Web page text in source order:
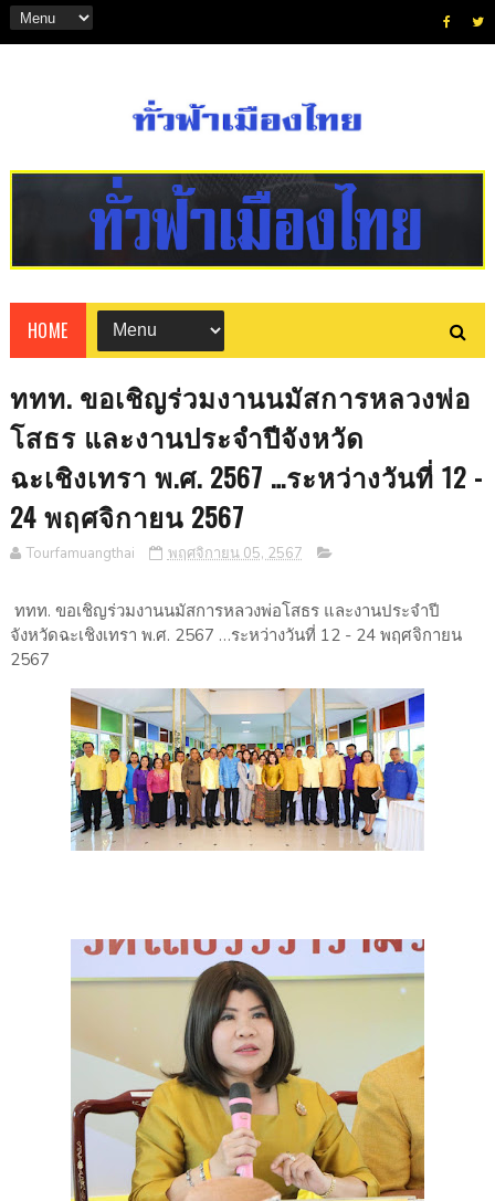
HOME
ททท. ขอเชิญร่วมงานนมัสการหลวงพ่อ
โสธร และงานประจำปีจังหวัด
ฉะเชิงเทรา พ.ศ. 2567 …ระหว่างวันที่ 12 -
24 พฤศจิกายน 2567
Tourfamuangthai พฤศจิกายน 05, 2567
ททท. ขอเชิญร่วมงานนมัสการหลวงพ่อโสธร และงานประจำปี
จังหวัดฉะเชิงเทรา พ.ศ. 2567 …ระหว่างวันที่ 12 - 24 พฤศจิกายน
2567